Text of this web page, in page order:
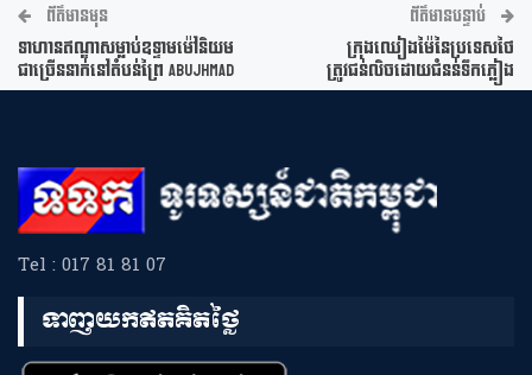
ព័ត៌មានមុន
ទាហានឥណ្ឌាសម្លាប់ឧទ្ទាមម៉ៅនិយម
ជាច្រើននាក់នៅតំបន់ព្រៃ Abujhmad
ព័ត៌មានបន្ទាប់
ក្រុងឈៀងម៉ៃនៃប្រទេសថៃ
ត្រូវជន់លិចដោយជំនន់ទឹកភ្លៀង
Tel : 017 81 81 07
ទាញយកឥតគិតថ្លៃ